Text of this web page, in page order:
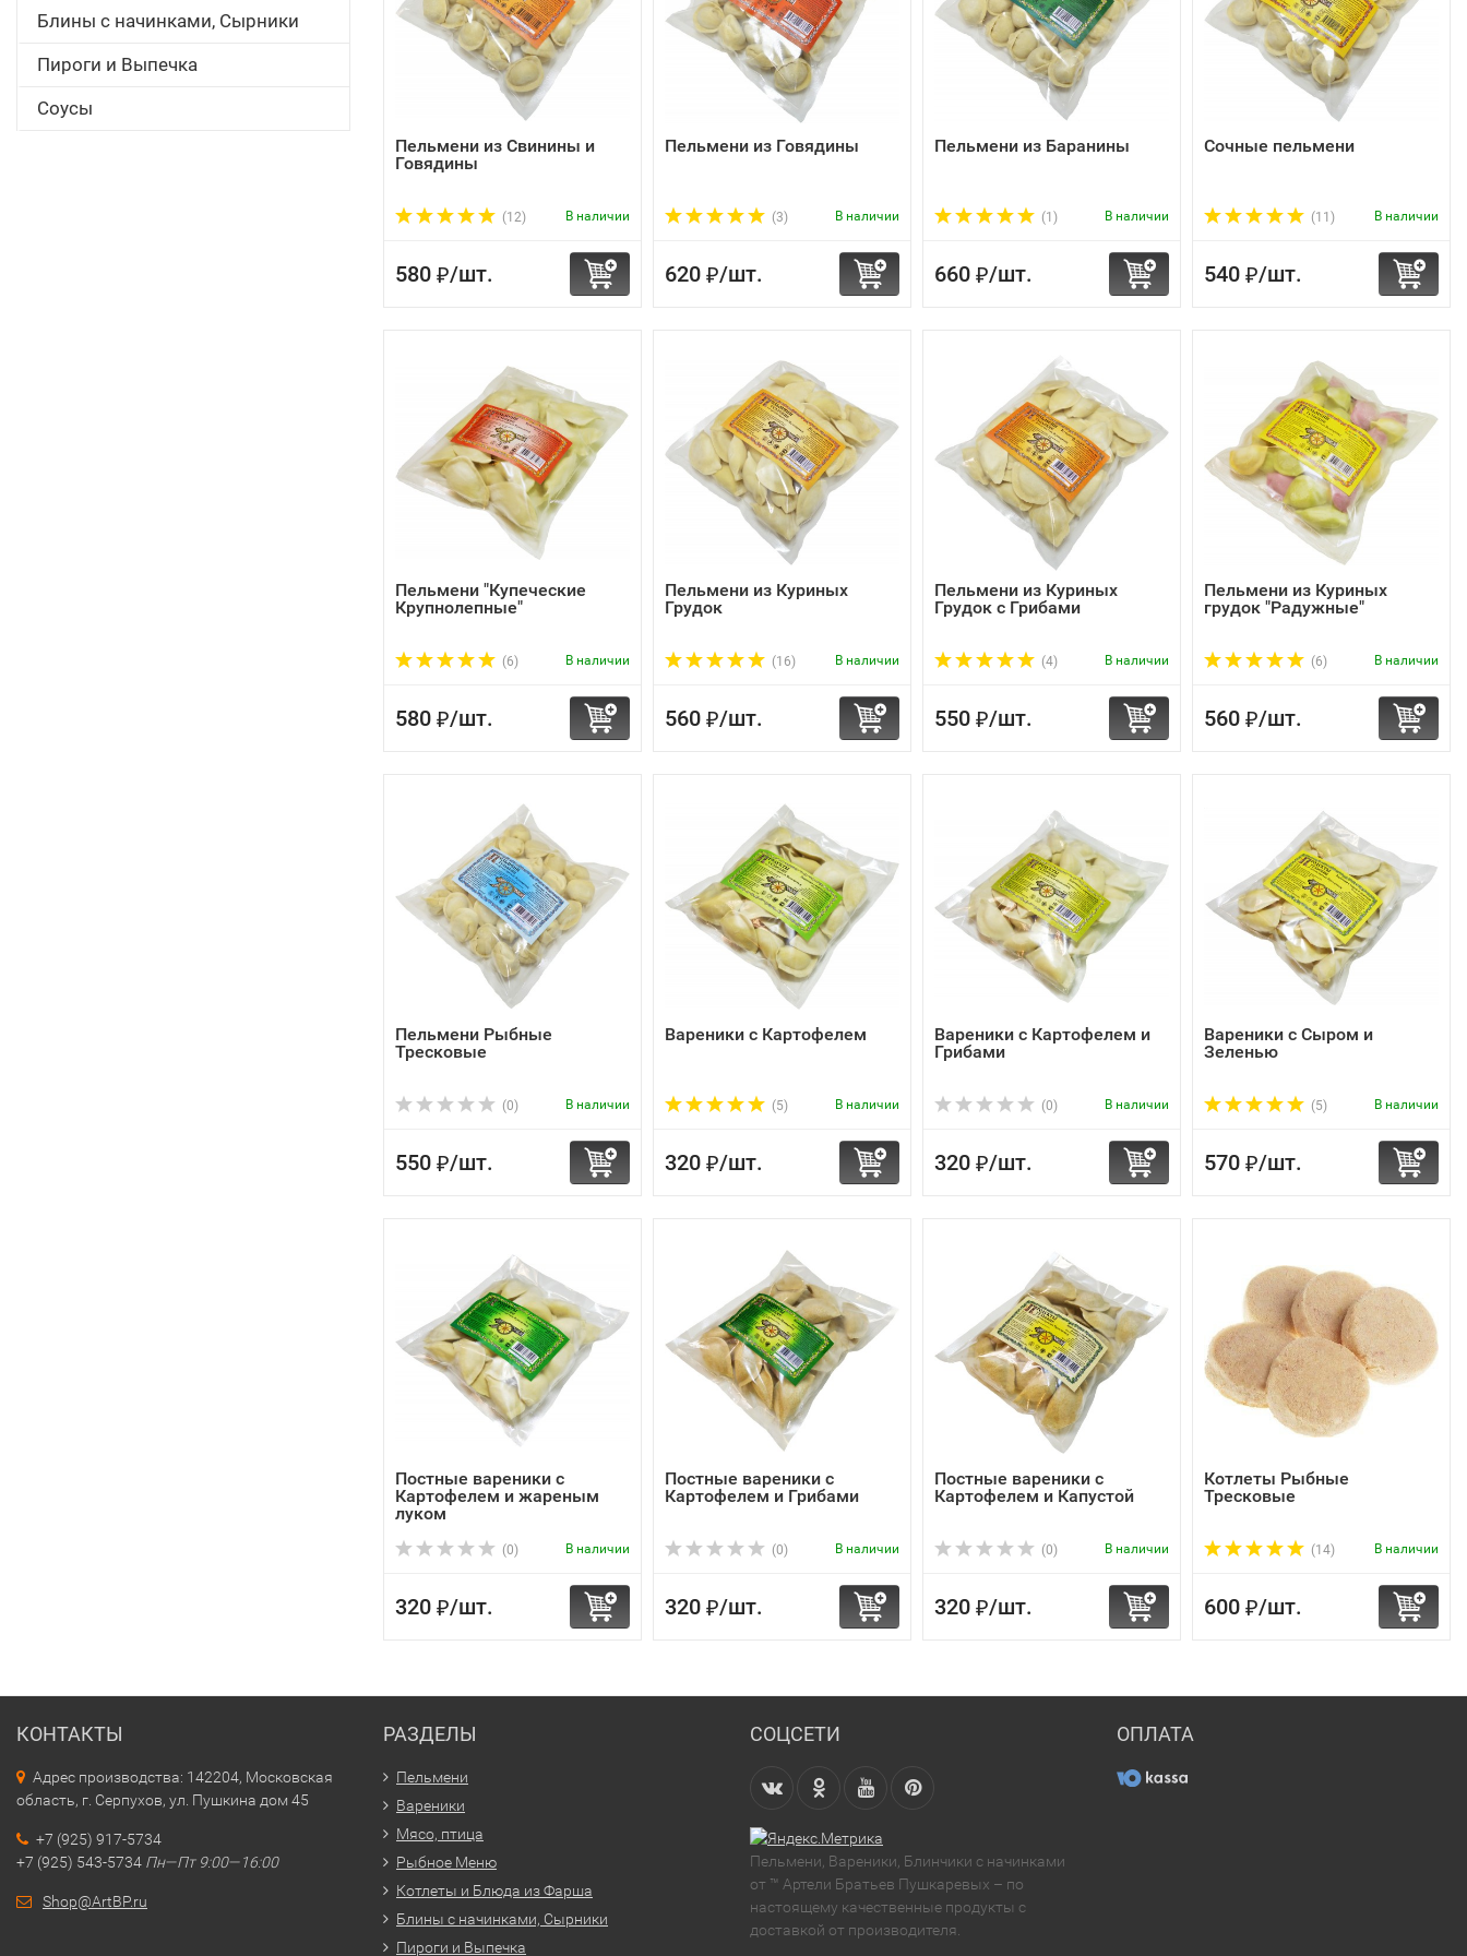
Блины с начинками, Сырники
Пироги и Выпечка
Соусы
Пельмени из Свинины и
Говядины
(12) В наличии
580 ₽/шт.
Пельмени из Говядины
(3) В наличии
620 ₽/шт.
Пельмени из Баранины
(1) В наличии
660 ₽/шт.
Сочные пельмени
(11) В наличии
540 ₽/шт.
Пельмени "Купеческие
Крупнолепные"
(6) В наличии
580 ₽/шт.
Пельмени из Куриных
Грудок
(16) В наличии
560 ₽/шт.
Пельмени из Куриных
Грудок с Грибами
(4) В наличии
550 ₽/шт.
Пельмени из Куриных
грудок "Радужные"
(6) В наличии
560 ₽/шт.
Пельмени Рыбные
Тресковые
(0) В наличии
550 ₽/шт.
Вареники с Картофелем
(5) В наличии
320 ₽/шт.
Вареники с Картофелем и
Грибами
(0) В наличии
320 ₽/шт.
Вареники с Сыром и
Зеленью
(5) В наличии
570 ₽/шт.
Постные вареники с
Картофелем и жареным
луком
(0) В наличии
320 ₽/шт.
Постные вареники с
Картофелем и Грибами
(0) В наличии
320 ₽/шт.
Постные вареники с
Картофелем и Капустой
(0) В наличии
320 ₽/шт.
Котлеты Рыбные
Тресковые
(14) В наличии
600 ₽/шт.
КОНТАКТЫ
Адрес производства: 142204, Московская
область, г. Серпухов, ул. Пушкина дом 45
+7 (925) 917-5734
+7 (925) 543-5734 Пн—Пт 9:00—16:00
Shop@ArtBP.ru
РАЗДЕЛЫ
Пельмени
Вареники
Мясо, птица
Рыбное Меню
Котлеты и Блюда из Фарша
Блины с начинками, Сырники
Пироги и Выпечка
СОЦСЕТИ
Пельмени, Вареники, Блинчики с начинками
от ™ Артели Братьев Пушкаревых – по
настоящему качественные продукты с
доставкой от производителя.
ОПЛАТА